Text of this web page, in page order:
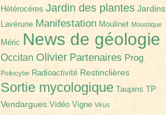
Hétérocères Jardin des plantes Jardins
Lavérune Manifestation Moulinet Moustique
Méric News de géologie
Occitan Olivier Partenaires Prog
Psilocybe Radioactivité Restinclières
Sortie mycologique Taupins TP
Vendargues Vidéo Vigne Virus